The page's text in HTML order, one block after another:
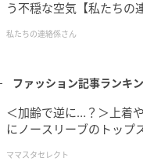
う不穏な空気【私たちの
私たちの連絡係さん
ファッション記事ランキ
＜加齢で逆に…？＞上着
にノースリーブのトップ
ママスタセレクト